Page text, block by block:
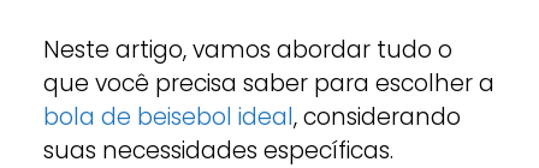
Neste artigo, vamos abordar tudo o
que você precisa saber para escolher a
bola de beisebol ideal, considerando
suas necessidades específicas.